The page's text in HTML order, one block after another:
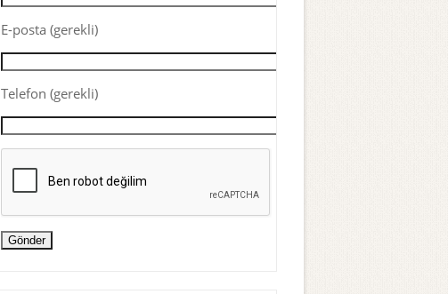
E-posta (gerekli)
Telefon (gerekli)